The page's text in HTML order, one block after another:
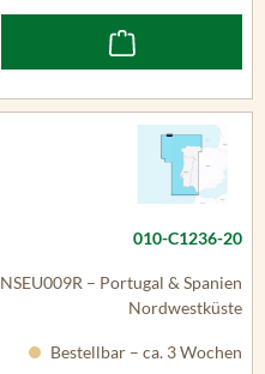
010-C1236-20
NSEU009R – Portugal & Spanien
Nordwestküste
Bestellbar – ca. 3 Wochen